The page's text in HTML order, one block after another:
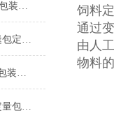
饲料大袋45kg蛇皮袋装定量包装秤厂家
饲料10-50kg蛇皮袋装自动缝包定量包装秤参数
5-50公斤称重缝包饲料定量包装秤厂家
农作物复混饲料10-25千克定量包装秤产品简介
饲料
通过
由人
物料